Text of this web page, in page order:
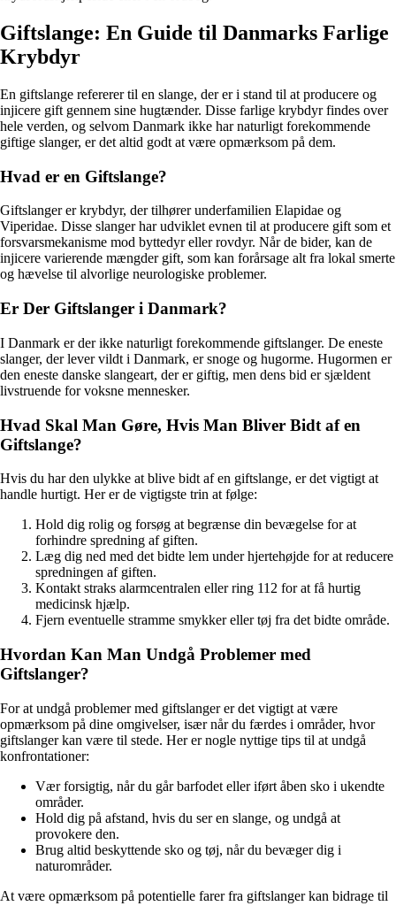
Giftslange: En Guide til Danmarks Farlige
Krybdyr
En giftslange refererer til en slange, der er i stand til at producere og
injicere gift gennem sine hugtænder. Disse farlige krybdyr findes over
hele verden, og selvom Danmark ikke har naturligt forekommende
giftige slanger, er det altid godt at være opmærksom på dem.
Hvad er en Giftslange?
Giftslanger er krybdyr, der tilhører underfamilien Elapidae og
Viperidae. Disse slanger har udviklet evnen til at producere gift som et
forsvarsmekanisme mod byttedyr eller rovdyr. Når de bider, kan de
injicere varierende mængder gift, som kan forårsage alt fra lokal smerte
og hævelse til alvorlige neurologiske problemer.
Er Der Giftslanger i Danmark?
I Danmark er der ikke naturligt forekommende giftslanger. De eneste
slanger, der lever vildt i Danmark, er snoge og hugorme. Hugormen er
den eneste danske slangeart, der er giftig, men dens bid er sjældent
livstruende for voksne mennesker.
Hvad Skal Man Gøre, Hvis Man Bliver Bidt af en
Giftslange?
Hvis du har den ulykke at blive bidt af en giftslange, er det vigtigt at
handle hurtigt. Her er de vigtigste trin at følge:
Hold dig rolig og forsøg at begrænse din bevægelse for at
forhindre spredning af giften.
Læg dig ned med det bidte lem under hjertehøjde for at reducere
spredningen af giften.
Kontakt straks alarmcentralen eller ring 112 for at få hurtig
medicinsk hjælp.
Fjern eventuelle stramme smykker eller tøj fra det bidte område.
Hvordan Kan Man Undgå Problemer med
Giftslanger?
For at undgå problemer med giftslanger er det vigtigt at være
opmærksom på dine omgivelser, især når du færdes i områder, hvor
giftslanger kan være til stede. Her er nogle nyttige tips til at undgå
konfrontationer:
Vær forsigtig, når du går barfodet eller iført åben sko i ukendte
områder.
Hold dig på afstand, hvis du ser en slange, og undgå at
provokere den.
Brug altid beskyttende sko og tøj, når du bevæger dig i
naturområder.
At være opmærksom på potentielle farer fra giftslanger kan bidrage til